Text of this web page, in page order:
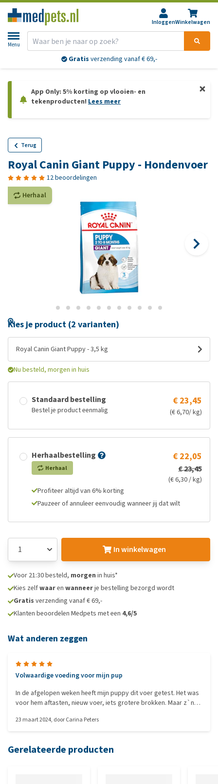
InloggenWinkelwagen
Menu
Gratis verzending vanaf € 69,-
App Only: 5% korting op vlooien- en
tekenproducten! Lees meer
Terug
Royal Canin Giant Puppy - Hondenvoer
12 beoordelingen
Herhaal
Kies je product (2 varianten)
Royal Canin Giant Puppy - 3,5 kg
Nu besteld, morgen in huis
Standaard bestelling
Bestel je product eenmalig
€ 23,45
(€ 6,70/ kg)
Herhaalbestelling
Herhaal
€ 22,05
€ 23,45
(€ 6,30 / kg)
Profiteer altijd van 6% korting
Pauzeer of annuleer eenvoudig wanneer jij dat wilt
In winkelwagen
Voor 21:30 besteld, morgen in huis*
Kies zelfwaaren wanneerje bestelling bezorgd wordt
Gratis verzending vanaf € 69,-
Klanten beoordelen Medpets met een 4,6/5
Wat anderen zeggen
Volwaardige voeding voor mijn pup
In de afgelopen weken heeft mijn puppy dit voer getest. Het was
voor hem aftasten, nieuw voer, iets grotere brokken. Maar z`n
de juiste hoeveelheid voer hij per dag nodig is. Ik geef het in 2x en
geen vervelende geur. Mijn hond eet het graag en zijn stoelgang
23 maart 2024, doorCarina Peters
Gerelateerde producten